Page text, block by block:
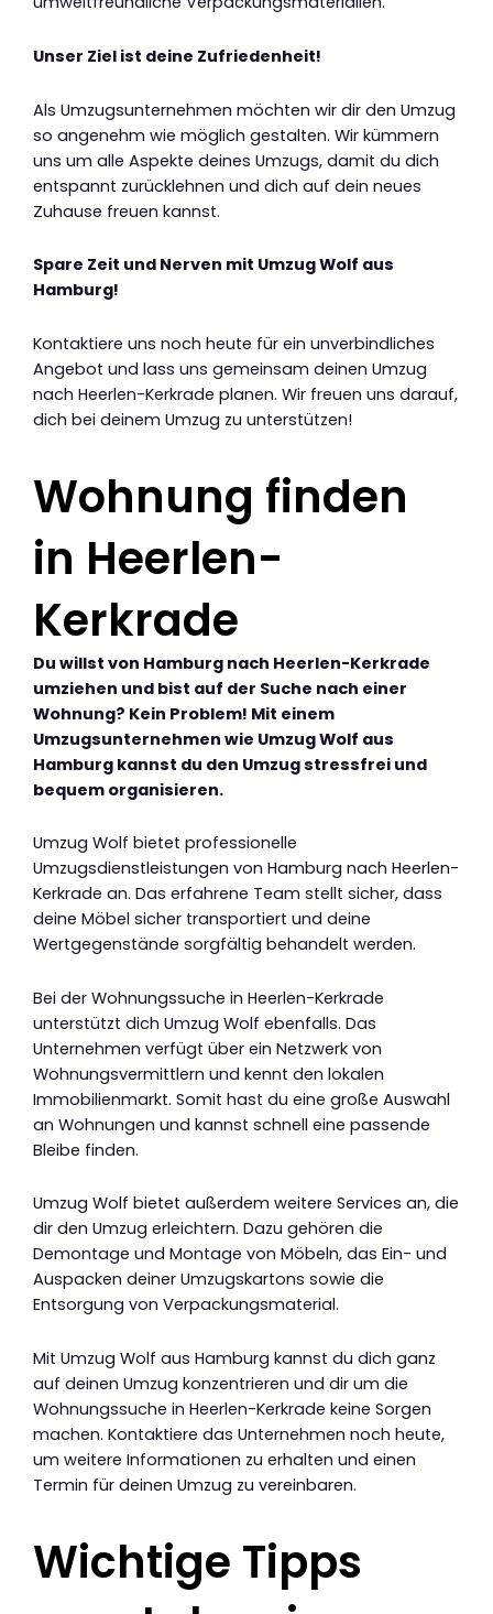
Unser Ziel ist deine Zufriedenheit!
Als Umzugsunternehmen möchten wir dir den Umzug
so angenehm wie möglich gestalten. Wir kümmern
uns um alle Aspekte deines Umzugs, damit du dich
entspannt zurücklehnen und dich auf dein neues
Zuhause freuen kannst.
Spare Zeit und Nerven mit Umzug Wolf aus
Hamburg!
Kontaktiere uns noch heute für ein unverbindliches
Angebot und lass uns gemeinsam deinen Umzug
nach Heerlen-Kerkrade planen. Wir freuen uns darauf,
dich bei deinem Umzug zu unterstützen!
Wohnung finden
in Heerlen-
Kerkrade
Du willst von Hamburg nach Heerlen-Kerkrade
umziehen und bist auf der Suche nach einer
Wohnung? Kein Problem! Mit einem
Umzugsunternehmen wie Umzug Wolf aus
Hamburg kannst du den Umzug stressfrei und
bequem organisieren.
Umzug Wolf bietet professionelle
Umzugsdienstleistungen von Hamburg nach Heerlen-
Kerkrade an. Das erfahrene Team stellt sicher, dass
deine Möbel sicher transportiert und deine
Wertgegenstände sorgfältig behandelt werden.
Bei der Wohnungssuche in Heerlen-Kerkrade
unterstützt dich Umzug Wolf ebenfalls. Das
Unternehmen verfügt über ein Netzwerk von
Wohnungsvermittlern und kennt den lokalen
Immobilienmarkt. Somit hast du eine große Auswahl
an Wohnungen und kannst schnell eine passende
Bleibe finden.
Umzug Wolf bietet außerdem weitere Services an, die
dir den Umzug erleichtern. Dazu gehören die
Demontage und Montage von Möbeln, das Ein- und
Auspacken deiner Umzugskartons sowie die
Entsorgung von Verpackungsmaterial.
Mit Umzug Wolf aus Hamburg kannst du dich ganz
auf deinen Umzug konzentrieren und dir um die
Wohnungssuche in Heerlen-Kerkrade keine Sorgen
machen. Kontaktiere das Unternehmen noch heute,
um weitere Informationen zu erhalten und einen
Termin für deinen Umzug zu vereinbaren.
Wichtige Tipps